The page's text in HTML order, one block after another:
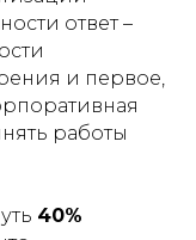
ответ –
и первое,
работы
40%